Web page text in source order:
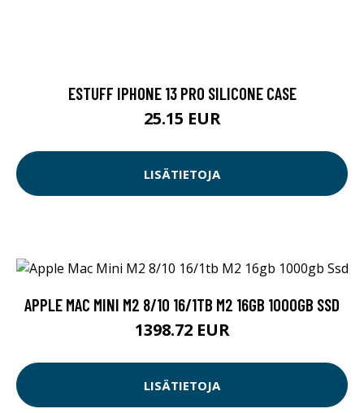
ESTUFF IPHONE 13 PRO SILICONE CASE
25.15 EUR
LISÄTIETOJA
APPLE MAC MINI M2 8/10 16/1TB M2 16GB 1000GB SSD
1398.72 EUR
LISÄTIETOJA